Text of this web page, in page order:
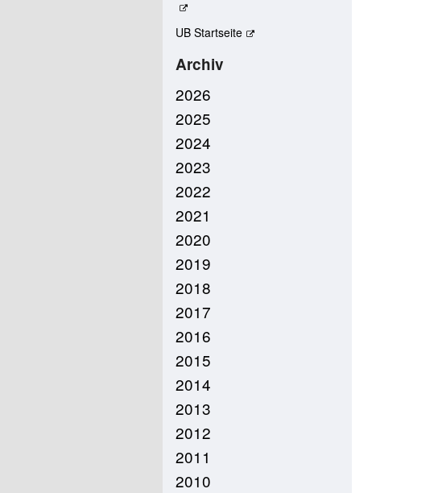
UB Startseite
Archiv
2026
2025
2024
2023
2022
2021
2020
2019
2018
2017
2016
2015
2014
2013
2012
2011
2010